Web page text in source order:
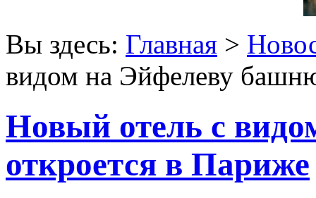
Вы здесь: Главная >
видом на Эйфелеву
Новый отель с
откроется в Париже